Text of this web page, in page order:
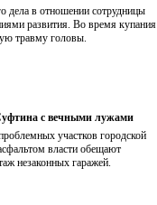
дела в отношении сотрудницы
развития. Во время купания
травму головы.
с вечными лужами
участков городской
власти обещают
незаконных гаражей.